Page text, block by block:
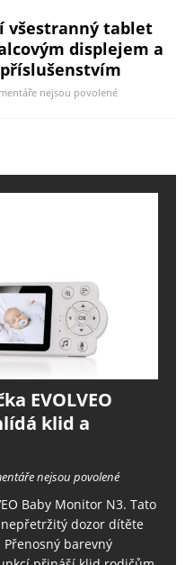
všestranný tablet
displejem a
nejsou povolené
EVOLVEO
klid a
nejsou povolené
Baby Monitor N3. Tato
dozor dítěte
barevný